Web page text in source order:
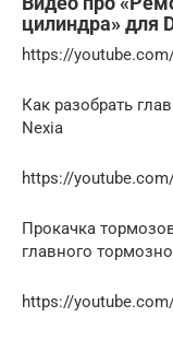
цилиндра» для
https://
Как разобрать
Nexia
https://
Прокачка
главного
https://